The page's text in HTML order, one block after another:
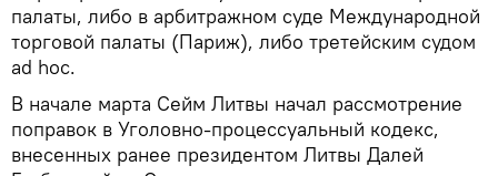
палаты, либо в арбитражном суде Международной
торговой палаты (Париж), либо третейским судом
ad hoc.
В начале марта Сейм Литвы начал рассмотрение
поправок в Уголовно-процессуальный кодекс,
внесенных ранее президентом Литвы Далей